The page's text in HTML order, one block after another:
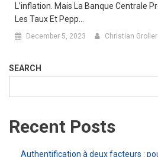
L’inflation. Mais La Banque Centrale
Les Taux Et Pepp…
December 5, 2023 Christian Grolier
SEARCH
Recent Posts
Authentification à deux facteurs :